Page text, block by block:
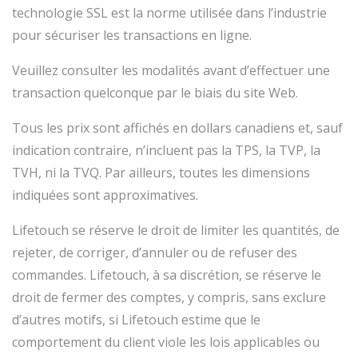
technologie SSL est la norme utilisée dans l’industrie
pour sécuriser les transactions en ligne.
Veuillez consulter les modalités avant d’effectuer une
transaction quelconque par le biais du site Web.
Tous les prix sont affichés en dollars canadiens et, sauf
indication contraire, n’incluent pas la TPS, la TVP, la
TVH, ni la TVQ. Par ailleurs, toutes les dimensions
indiquées sont approximatives.
Lifetouch se réserve le droit de limiter les quantités, de
rejeter, de corriger, d’annuler ou de refuser des
commandes. Lifetouch, à sa discrétion, se réserve le
droit de fermer des comptes, y compris, sans exclure
d’autres motifs, si Lifetouch estime que le
comportement du client viole les lois applicables ou